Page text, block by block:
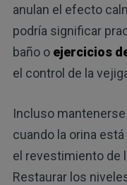
anulan el efecto
podría significar
baño o ejercicios
el control de la
Incluso
cuando la orina
el revestimiento de
Restaurar los